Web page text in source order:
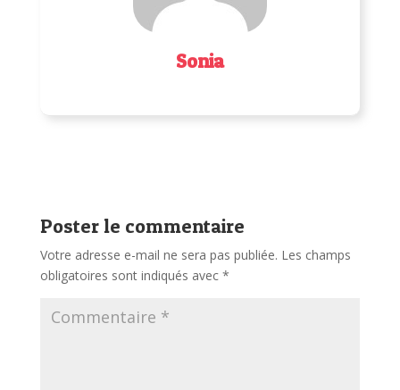
Sonia
Poster le commentaire
Votre adresse e-mail ne sera pas publiée. Les champs
obligatoires sont indiqués avec *